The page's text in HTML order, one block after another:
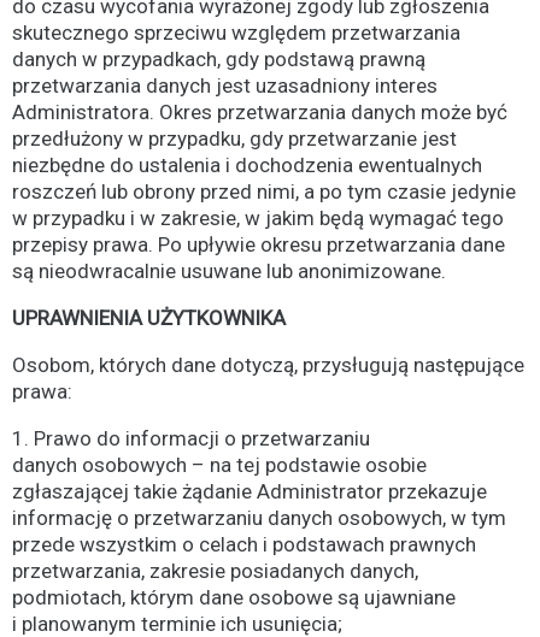
do czasu wycofania wyrażonej zgody lub zgłoszenia
skutecznego sprzeciwu względem przetwarzania
danych w przypadkach, gdy podstawą prawną
przetwarzania danych jest uzasadniony interes
Administratora. Okres przetwarzania danych może być
przedłużony w przypadku, gdy przetwarzanie jest
niezbędne do ustalenia i dochodzenia ewentualnych
roszczeń lub obrony przed nimi, a po tym czasie jedynie
w przypadku i w zakresie, w jakim będą wymagać tego
przepisy prawa. Po upływie okresu przetwarzania dane
są nieodwracalnie usuwane lub anonimizowane.
UPRAWNIENIA UŻYTKOWNIKA
Osobom, których dane dotyczą, przysługują następujące
prawa:
1. Prawo do informacji o przetwarzaniu
danych osobowych – na tej podstawie osobie
zgłaszającej takie żądanie Administrator przekazuje
informację o przetwarzaniu danych osobowych, w tym
przede wszystkim o celach i podstawach prawnych
przetwarzania, zakresie posiadanych danych,
podmiotach, którym dane osobowe są ujawniane
i planowanym terminie ich usunięcia;